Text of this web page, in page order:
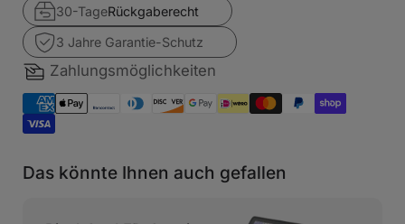
30-TageRückgaberecht
3 Jahre Garantie-Schutz
Zahlungsmöglichkeiten
Das könnte Ihnen auch gefallen